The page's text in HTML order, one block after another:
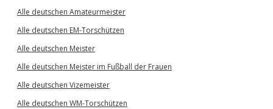
Alle deutschen Amateurmeister
Alle deutschen EM-Torschützen
Alle deutschen Meister
Alle deutschen Meister im Fußball der Frauen
Alle deutschen Vizemeister
Alle deutschen WM-Torschützen